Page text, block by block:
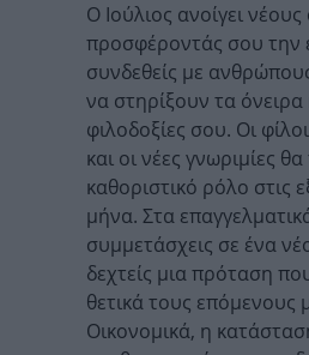
Ο Ιούλιος ανοίγει νέους
προσφέροντάς σου την
συνδεθείς με
να στηρίξουν τα όνειρα
φιλοδοξίες σου. Οι
και οι νέες γνωριμίες
καθοριστικό ρόλο στις
μήνα. Στα
συμμετάσχεις σε ένα
δεχτείς μια πρόταση
θετικά τους επόμενους
Οικονομικά, η